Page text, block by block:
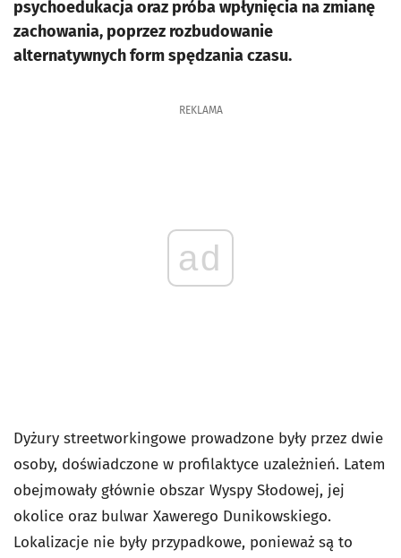
psychoedukacja oraz próba wpłynięcia na zmianę
zachowania, poprzez rozbudowanie
alternatywnych form spędzania czasu.
REKLAMA
ad
Dyżury streetworkingowe prowadzone były przez dwie
osoby, doświadczone w profilaktyce uzależnień. Latem
obejmowały głównie obszar Wyspy Słodowej, jej
okolice oraz bulwar Xawerego Dunikowskiego.
Lokalizacje nie były przypadkowe, ponieważ są to